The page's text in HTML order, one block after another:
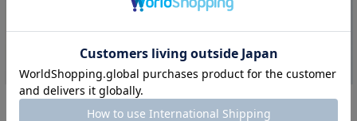
トッカ
プリマヴェーラ バスタオ
トッカ
ドルチェ タオルハンカチ